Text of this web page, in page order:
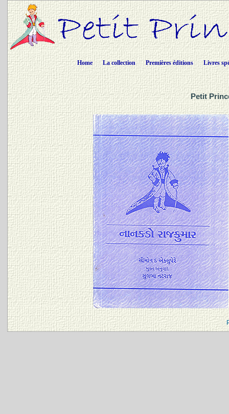
Home La collection Premières éditions Livres
Petit